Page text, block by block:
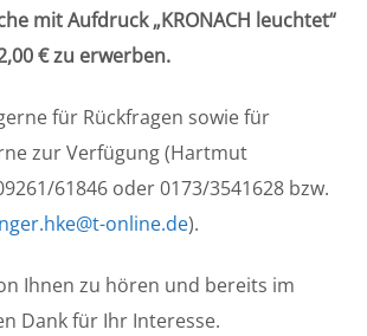
mit Aufdruck „KRONACH leuchtet“
€ zu erwerben.
für Rückfragen sowie für
zur Verfügung (Hartmut
61846 oder 0173/3541628 bzw.
online.de).
Ihnen zu hören und bereits im
Dank für Ihr Interesse.